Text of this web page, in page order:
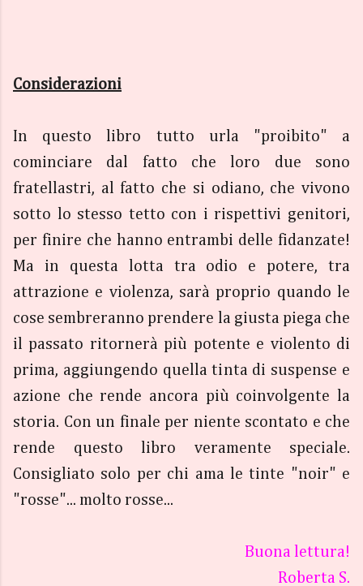
Considerazioni
In questo libro tutto urla "proibito" a
cominciare dal fatto che loro due sono
fratellastri, al fatto che si odiano, che vivono
sotto lo stesso tetto con i rispettivi genitori,
per finire che hanno entrambi delle fidanzate!
Ma in questa lotta tra odio e potere, tra
attrazione e violenza, sarà proprio quando le
cose sembreranno prendere la giusta piega che
il passato ritornerà più potente e violento di
prima, aggiungendo quella tinta di suspense e
azione che rende ancora più coinvolgente la
storia. Con un finale per niente scontato e che
rende questo libro veramente speciale.
Consigliato solo per chi ama le tinte "noir" e
"rosse"... molto rosse...
Buona lettura!
Roberta S.